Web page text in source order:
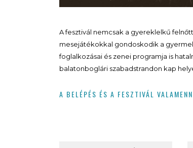
A fesztivál nemcsak a gyereklelkű
mesejátékokkal gondoskodik a
foglalkozásai és zenei programja is
balatonboglári szabadstrandon kap
A BELÉPÉS ÉS A FESZTIVÁL